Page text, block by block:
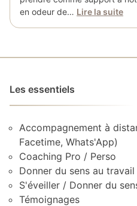
en odeur de… Lire la suite
Les essentiels
Accompagnement à
Facetime, Whats'App)
Coaching Pro / Perso
Donner du sens au travail
S'éveiller / Donner du
Témoignages